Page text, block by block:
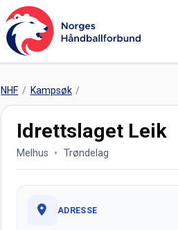
NHF Kampsøk
Idrettslaget Leik
Melhus Trøndelag
ADRESSE